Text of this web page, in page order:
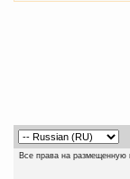
Все права на размещенную